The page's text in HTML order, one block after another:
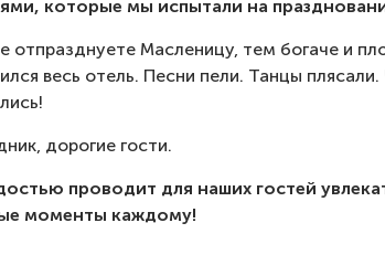
которые мы испытали на
отпразднуете Масленицу, тем богаче и
весь отель. Песни пели. Танцы
дорогие гости.
проводит для наших гостей
моменты каждому!